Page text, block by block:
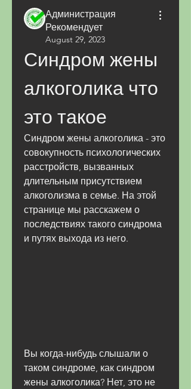
Администрация
Рекомендует
August 29, 2023
Синдром жены
алкоголика что
это такое
Синдром жены алкоголика - это
совокупность психологических
расстройств, вызванных
длительным присутствием
алкоголизма в семье. На этой
странице мы расскажем о
последствиях такого синдрома
и путях выхода из него.
Вы когда-нибудь слышали о
таком синдроме, как синдром
жены алкоголика? Нет, это не